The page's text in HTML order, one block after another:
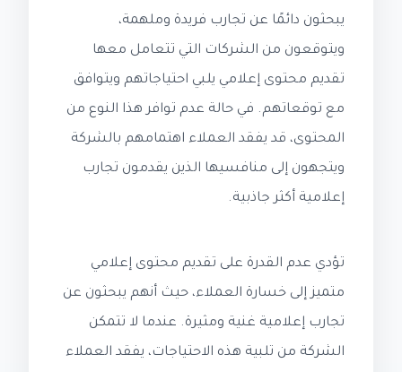
يبحثون دائمًا عن تجارب فريدة وملهمة،
ويتوقعون من الشركات التي تتعامل معها
تقديم محتوى إعلامي يلبي احتياجاتهم ويتوافق
مع توقعاتهم. في حالة عدم توافر هذا النوع من
المحتوى، قد يفقد العملاء اهتمامهم بالشركة
ويتجهون إلى منافسيها الذين يقدمون تجارب
إعلامية أكثر جاذبية.
تؤدي عدم القدرة على تقديم محتوى إعلامي
متميز إلى خسارة العملاء، حيث أنهم يبحثون عن
تجارب إعلامية غنية ومثيرة. عندما لا تتمكن
الشركة من تلبية هذه الاحتياجات، يفقد العملاء